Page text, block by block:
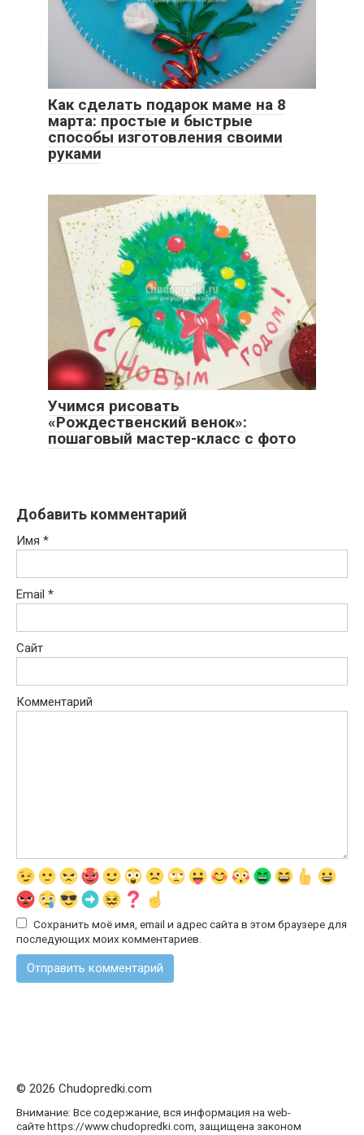
Как сделать подарок маме на 8
марта: простые и быстрые
способы изготовления своими
руками
Учимся рисовать
«Рождественский венок»:
пошаговый мастер-класс с фото
Добавить комментарий
Имя *
Email *
Сайт
Комментарий
Сохранить моё имя, email и адрес сайта в этом браузере для
последующих моих комментариев.
© 2026 Chudopredki.com
Внимание: Все содержание, вся информация на web-
сайте https://www.chudopredki.com, защищена законом